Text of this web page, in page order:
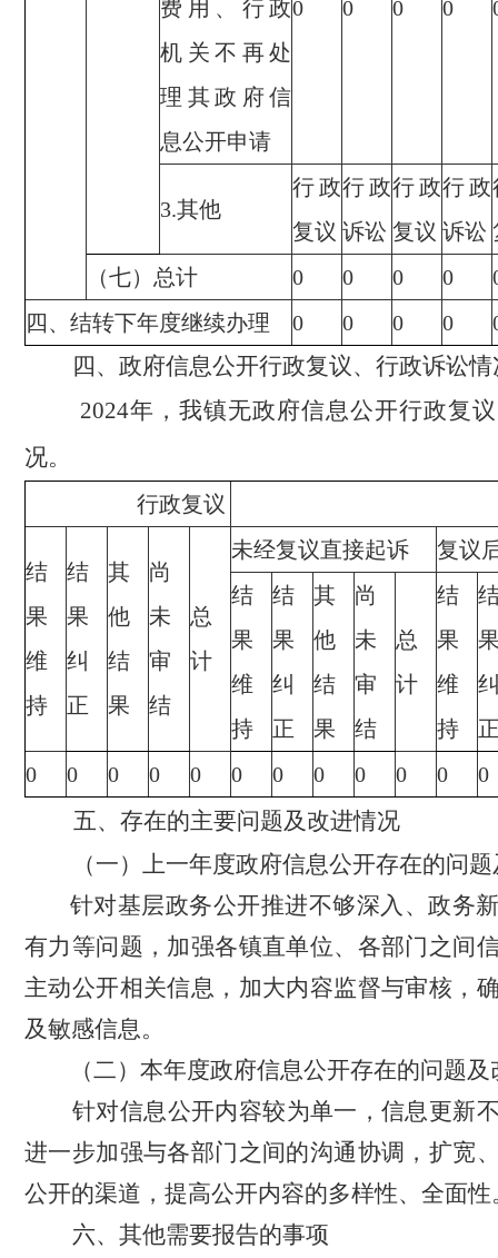
费用、行政
机关不再处
理其政府信
息公开申请
0 0 0 0
3.其他
行政
复议
行政
诉讼
行政
复议
行政
诉讼
（七）总计
0 0 0 0
四、结转下年度继续办理
0 0 0 0
四、政府信息公开行政复议、行政诉讼情
2024年，我镇无政府信息公开行政复
况。
行政复议
结
果
维
持
结
果
纠
正
其
他
结
果
尚
未
审
结
总
计
未经复议直接起诉
复议
结
果
维
持
结
果
纠
正
其
他
结
果
尚
未
审
结
总
计
结
果
维
持
0
0 0 0 0 0 0 0 0 0 0 0
五、存在的主要问题及改进情况
（一）上一年度政府信息公开存在的问
针对基层政务公开推进不够深入、政务
有力等问题，加强各镇直单位、各部门之间
主动公开相关信息，加大内容监督与审核，
及敏感信息。
（二） 本年度政府信息公开存在的问题及
针对信息公开内容较为单一，信息更新
进一步加强与各部门之间的沟通协调，扩宽
公开的渠道，提高公开内容的多样性、全面性
六、其他需要报告的事项